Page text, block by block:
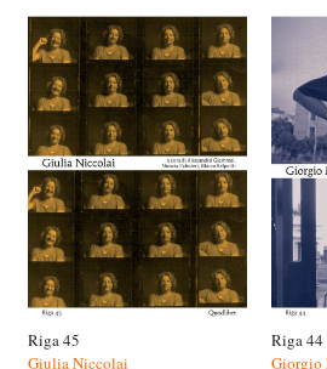
Riga 45
Giulia Niccolai
Riga 44
Giorgio